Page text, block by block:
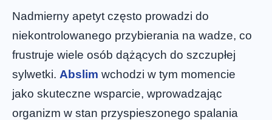
Nadmierny apetyt często prowadzi do
niekontrolowanego przybierania na wadze, co
frustruje wiele osób dążących do szczupłej
sylwetki. Abslim wchodzi w tym momencie
jako skuteczne wsparcie, wprowadzając
organizm w stan przyspieszonego spalania